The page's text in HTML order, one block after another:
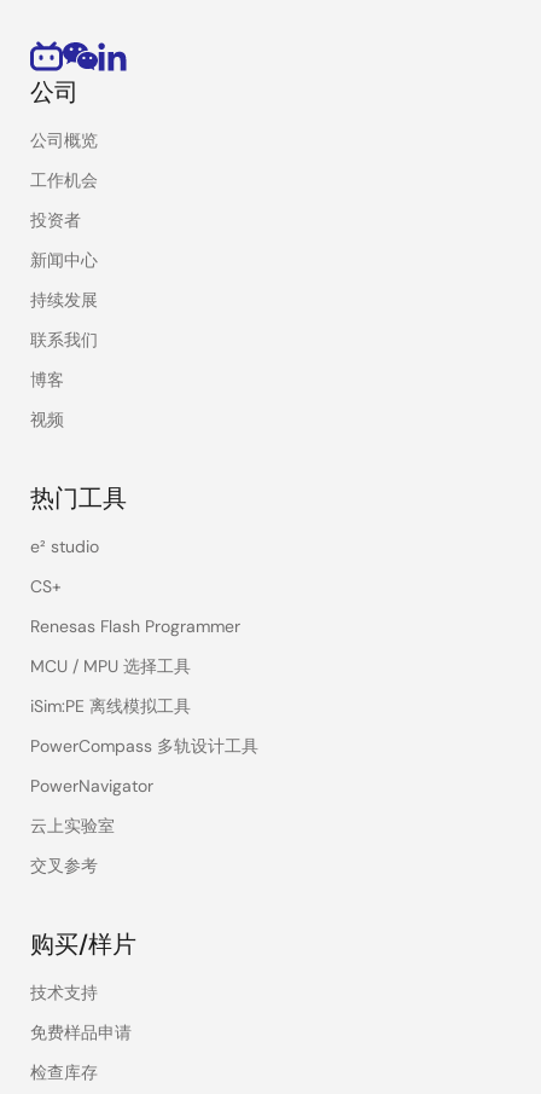
公司
公司概览
工作机会
投资者
新闻中心
持续发展
联系我们
博客
视频
热门工具
e² studio
CS+
Renesas Flash Programmer
MCU / MPU 选择工具
iSim:PE 离线模拟工具
PowerCompass 多轨设计工具
PowerNavigator
云上实验室
交叉参考
购买/样片
技术支持
免费样品申请
检查库存